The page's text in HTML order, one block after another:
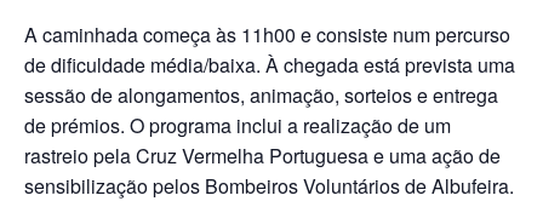
A caminhada começa às 11h00 e consiste num percurso
de dificuldade média/baixa. À chegada está prevista uma
sessão de alongamentos, animação, sorteios e entrega
de prémios. O programa inclui a realização de um
rastreio pela Cruz Vermelha Portuguesa e uma ação de
sensibilização pelos Bombeiros Voluntários de Albufeira.